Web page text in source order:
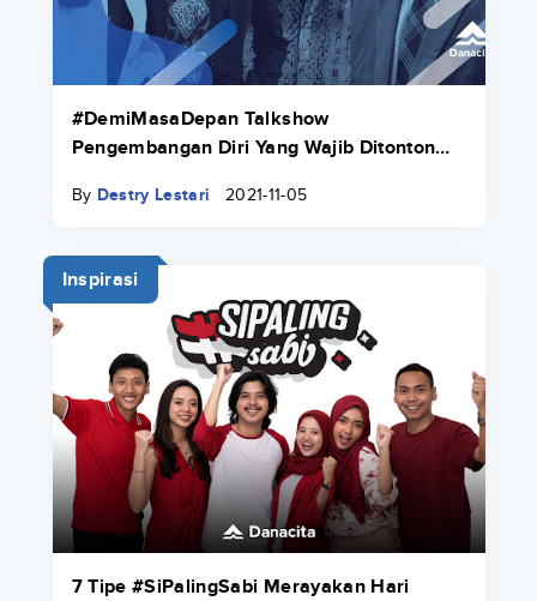
#DemiMasaDepan Talkshow
Pengembangan Diri Yang Wajib Ditonton
By Destry Lestari 2021-11-05
Inspirasi
7 Tipe #SiPalingSabi Merayakan Hari